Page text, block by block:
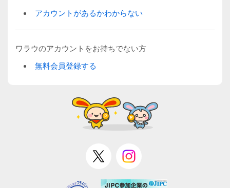
アカウントがあるかわからない
ワラウのアカウントをお持ちでない方
無料会員登録する